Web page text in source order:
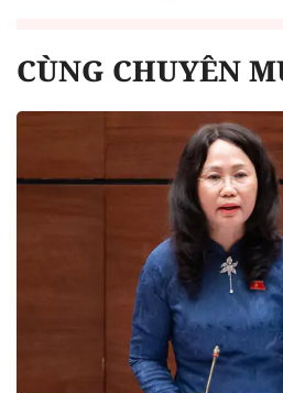
CÙNG CHUYÊN